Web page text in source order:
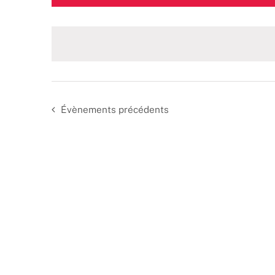
une
Évènements précédents